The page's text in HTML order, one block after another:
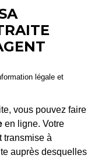
légale et
vous pouvez faire
en ligne. Votre
transmise à
auprès desquelles